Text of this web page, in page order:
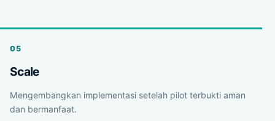
Scale
Mengembangkan implementasi setelah pilot terbukti aman
dan bermanfaat.